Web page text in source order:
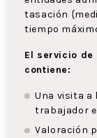
tasación
tiempo
El servicio de
contiene:
Una visita a
trabajador
Valoración